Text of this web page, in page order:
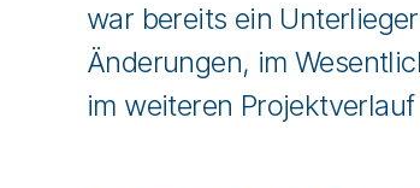
war bereits ein
Änderungen, im
im weiteren